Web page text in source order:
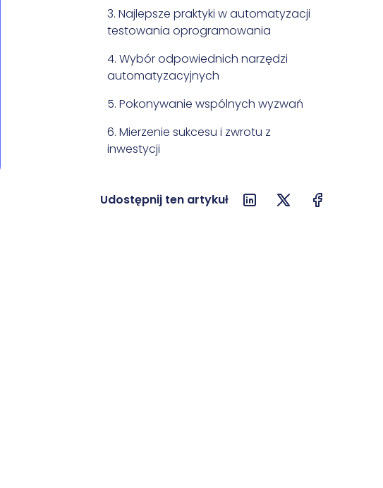
3. Najlepsze praktyki w automatyzacji
testowania oprogramowania
4. Wybór odpowiednich narzędzi
automatyzacyjnych
5. Pokonywanie wspólnych wyzwań
6. Mierzenie sukcesu i zwrotu z
inwestycji
8. Podsumowanie
Udostępnij ten artykuł